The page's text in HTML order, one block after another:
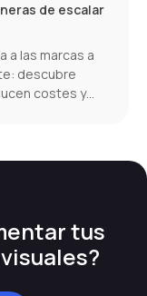
de escalar
a las marcas a
descubre
costes y
tus